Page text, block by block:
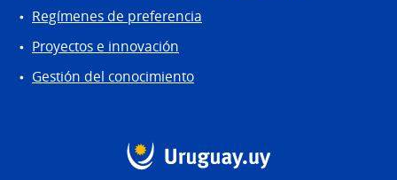
Regímenes de preferencia
Proyectos e innovación
Gestión del conocimiento